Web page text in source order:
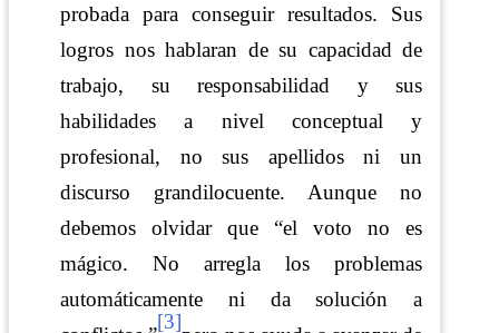
probada para conseguir resultados. Sus
logros nos hablaran de su capacidad de
trabajo, su responsabilidad y sus
habilidades a nivel conceptual y
profesional, no sus apellidos ni un
discurso grandilocuente. Aunque no
debemos olvidar que “el voto no es
mágico. No arregla los problemas
automáticamente ni da solución a
[3]